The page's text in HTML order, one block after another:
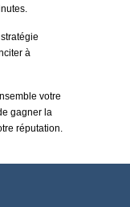
à
votre
gagner la
réputation.